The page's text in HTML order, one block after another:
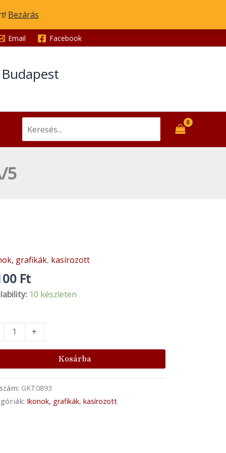
Bezárás
Email Facebook
for:
5
grafikák, kasírozott
Ft
10 készleten
+
Kosárba
GKT0893
Ikonok, grafikák, kasírozott